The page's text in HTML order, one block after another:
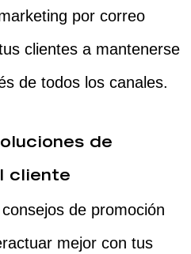
por correo
clientes a mantenerse
de todos los canales.
de
cliente
de promoción
mejor con tus